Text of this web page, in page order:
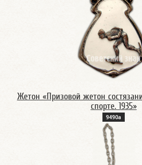
Жетон «Призовой жетон
спорте. 1935»
9490а